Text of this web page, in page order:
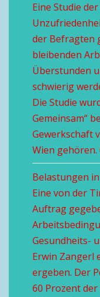
Eine Studie
der Befragten
bleibenden
Überstunden
schwierig
Die Studie
Gemeinsam“
Gewerkschaft
Wien
Belastungen
Eine von der
Auftrag
Gesundheits-
Erwin Zangerl
ergeben. Der
60 Prozent